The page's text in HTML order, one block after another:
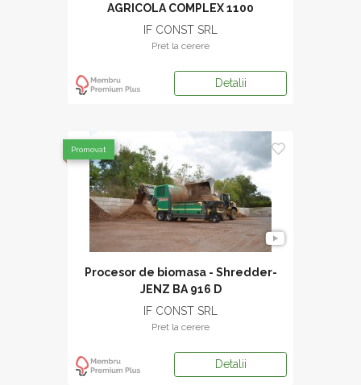
AGRICOLA COMPLEX 1100
IF CONST SRL
Pret la cerere
Detalii
Procesor de biomasa - Shredder-
JENZ BA 916 D
IF CONST SRL
Pret la cerere
Detalii
Promovat